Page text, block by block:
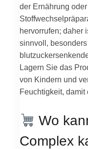
der Ernährung
hervorrufen; daher
sinnvoll,
Lagern Sie das
von Kindern und
Feuchtigkeit, damit
Wo
Complex